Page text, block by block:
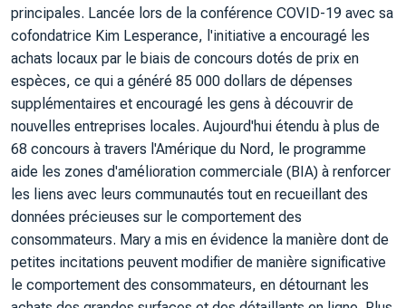
principales. Lancée lors de la conférence COVID-19 avec sa
cofondatrice Kim Lesperance, l'initiative a encouragé les
achats locaux par le biais de concours dotés de prix en
espèces, ce qui a généré 85 000 dollars de dépenses
supplémentaires et encouragé les gens à découvrir de
nouvelles entreprises locales. Aujourd'hui étendu à plus de
68 concours à travers l'Amérique du Nord, le programme
aide les zones d'amélioration commerciale (BIA) à renforcer
les liens avec leurs communautés tout en recueillant des
données précieuses sur le comportement des
consommateurs. Mary a mis en évidence la manière dont de
petites incitations peuvent modifier de manière significative
le comportement des consommateurs, en détournant les